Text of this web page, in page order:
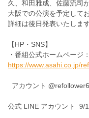
久、和田雅成、佐藤流司
大阪での公演を予定して
詳細は後日発表いたしま
【HP・SNS】
・番組公式ホームページ：
https://www.asahi.co.jp/
アカウント
公式 LINE アカウント 9/